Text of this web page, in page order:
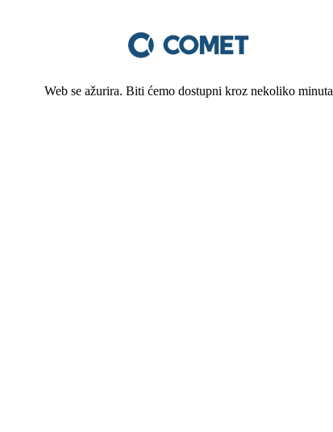
Web se ažurira. Biti ćemo dostupni kroz nekoliko minuta